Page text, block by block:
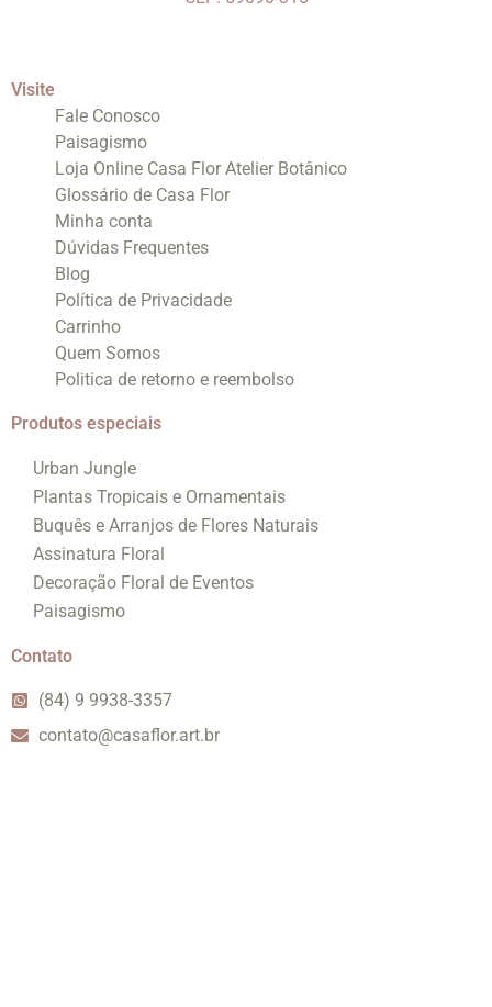
Visite
Fale Conosco
Paisagismo
Loja Online Casa Flor Atelier Botânico
Glossário de Casa Flor
Minha conta
Dúvidas Frequentes
Blog
Política de Privacidade
Carrinho
Quem Somos
Politica de retorno e reembolso
Produtos especiais
Urban Jungle
Plantas Tropicais e Ornamentais
Buquês e Arranjos de Flores Naturais
Assinatura Floral
Decoração Floral de Eventos
Paisagismo
Contato
(84) 9 9938-3357
contato@casaflor.art.br